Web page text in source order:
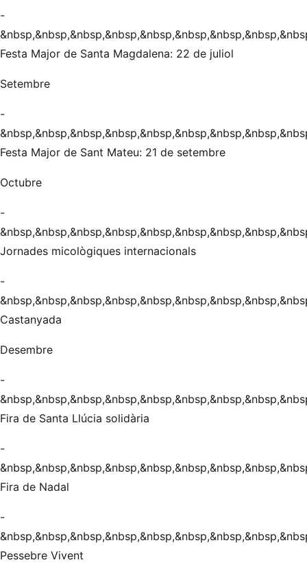
-
Festa Major de Santa Magdalena: 22 de juliol
Setembre
-
Festa Major de Sant Mateu: 21 de setembre
Octubre
-
Jornades micològiques internacionals
-
Castanyada
Desembre
-
Fira de Santa Llúcia solidària
-
Fira de Nadal
-
Pessebre Vivent